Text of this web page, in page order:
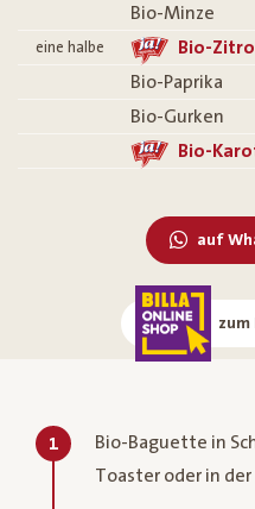
Bio-Minze
eine halbe
Bio-
Bio-Paprika
Bio-Gurken
Bio-
auf
zum
1
Bio-Baguette in
Toaster oder in